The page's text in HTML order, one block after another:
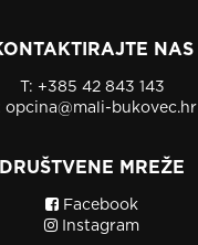
NAS
T: +385 42 843 143
opcina@mali-bukovec.hr
DRUŠTVENE MREŽE
Facebook
Instagram